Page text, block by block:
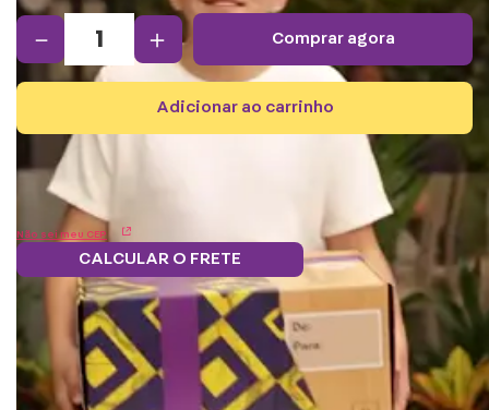
＋
－ comprar agora
adicionar ao carrinho
Não sei meu CEP
CALCULAR O FRETE
Frete grátis.
Saiba mais
5% OFF no boleto
e PIX!
Parcele em 12x
s/juros
Troque
pontos por